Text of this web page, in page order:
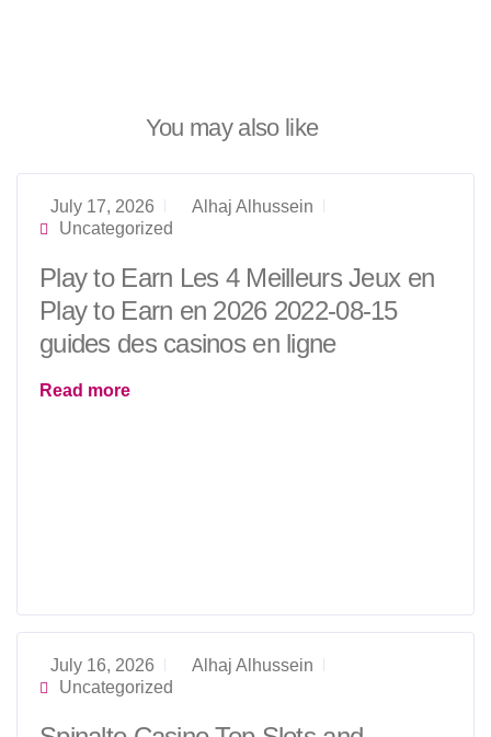
You may also like
July 17, 2026
Alhaj Alhussein
Uncategorized
Play to Earn Les 4 Meilleurs Jeux en
Play to Earn en 2026 2022-08-15
guides des casinos en ligne
Read more
July 16, 2026
Alhaj Alhussein
Uncategorized